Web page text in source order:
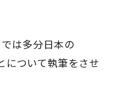
は多分日本の
について執筆をさせ